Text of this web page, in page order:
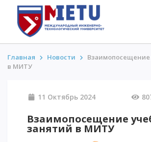
Сценарии поступления-2026
Все о поступлении
Гранты
Главная Новости
в МИТУ
11 Октябрь 2024
Взаимопосещение
занятий в МИТУ